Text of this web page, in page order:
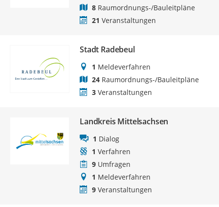
8 Raumordnungs-/Bauleitpläne
21 Veranstaltungen
Stadt Radebeul
1 Meldeverfahren
24 Raumordnungs-/Bauleitpläne
3 Veranstaltungen
Landkreis Mittelsachsen
1 Dialog
1 Verfahren
9 Umfragen
1 Meldeverfahren
9 Veranstaltungen